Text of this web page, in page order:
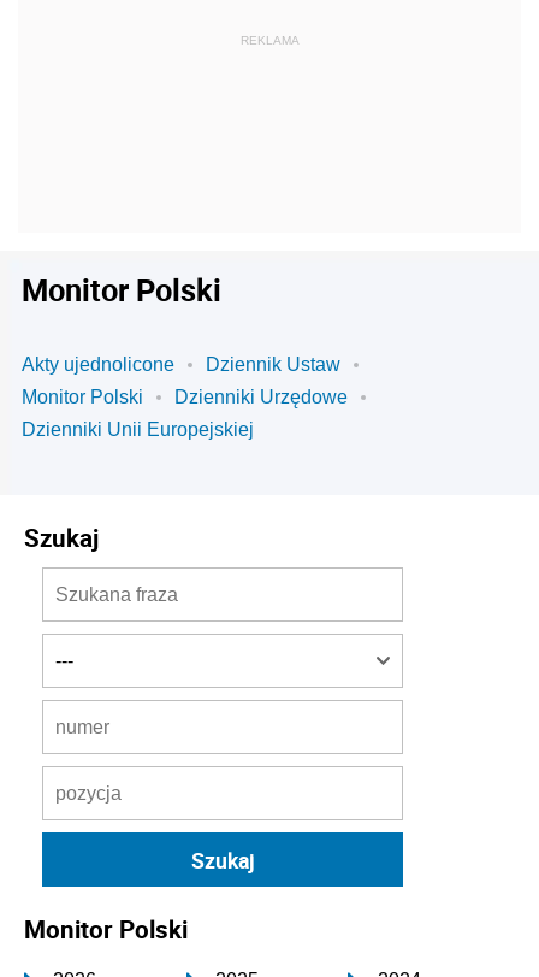
Monitor Polski
Akty ujednolicone
Dziennik Ustaw
Monitor Polski
Dzienniki Urzędowe
Dzienniki Unii Europejskiej
Szukaj
Monitor Polski